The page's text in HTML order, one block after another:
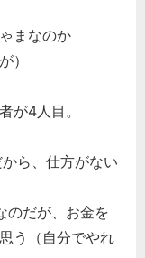
まなのか
）
が4人目。
ら、仕方がない
のだが、お金を
う（自分でやれ